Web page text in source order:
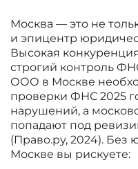
Москва — это не
и эпицентр
Высокая
строгий контроль
ООО в Москве
проверки ФНС 2025
нарушений, а
попадают под
(Право.ру, 2024). Без
Москве вы рискуете: